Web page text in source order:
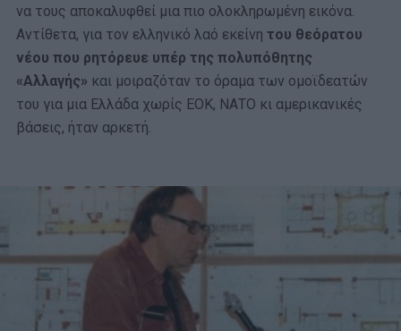
να τους αποκαλυφθεί μια πιο ολοκληρωμένη εικόνα.
Αντίθετα, για τον ελληνικό λαό εκείνη του θεόρατου
νέου που ρητόρευε υπέρ της πολυπόθητης
«Αλλαγής» και μοιραζόταν το όραμα των ομοϊδεατών
του για μια Ελλάδα χωρίς ΕΟΚ, ΝΑΤΟ κι αμερικανικές
βάσεις, ήταν αρκετή.